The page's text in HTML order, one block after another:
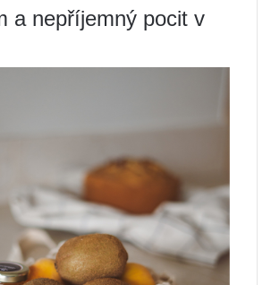
a nepříjemný pocit v